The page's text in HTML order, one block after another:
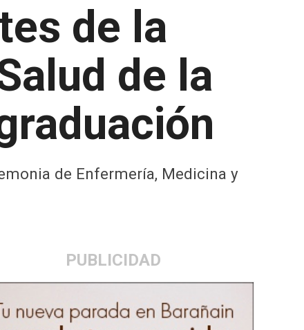
de la
de la
de Enfermería, Medicina y
PUBLICIDAD